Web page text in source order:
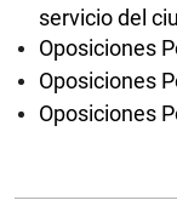
servicio del
Oposiciones
Oposiciones
Oposiciones